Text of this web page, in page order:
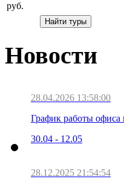
руб.
Новости
28.04.2026 13:58:00
График работы офиса
30.04 - 12.05
28.12.2025 21:54:54